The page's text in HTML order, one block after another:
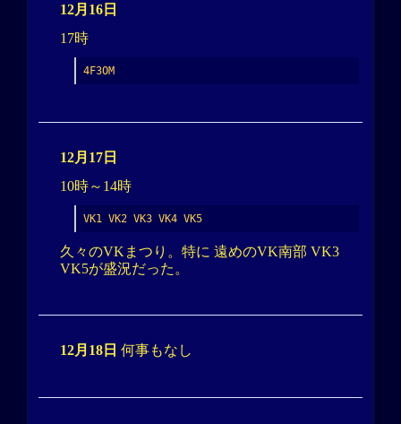
12月16日
17時
4F3OM
12月17日
10時～14時
VK1 VK2 VK3 VK4 VK5
久々のVKまつり。特に 遠めのVK南部 VK3
VK5が盛況だった。
12月18日 何事もなし